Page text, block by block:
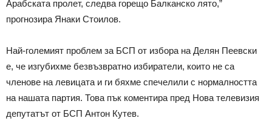
Арабската пролет, следва горещо Балканско лято,”
прогнозира Янаки Стоилов.
Най-големият проблем за БСП от избора на Делян Пеевски
е, че изгубихме безвъзвратно избиратели, които не са
членове на левицата и ги бяхме спечелили с нормалността
на нашата партия. Това пък коментира пред Нова телевизия
депутатът от БСП Антон Кутев.